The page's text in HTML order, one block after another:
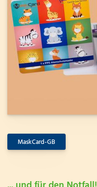
MaskCard-GB